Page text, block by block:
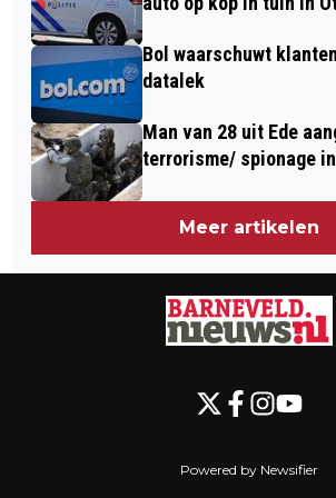
Bol waarschuwt
datalek
Man van 28 uit Ede
terrorisme/ spionage
Meer artikelen
Powered by Newsifier